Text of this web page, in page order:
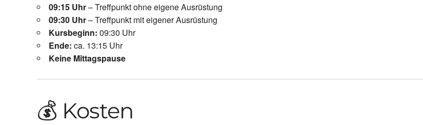
09:15 Uhr– Treffpunkt ohne eigene Ausrüstung
09:30 Uhr– Treffpunkt mit eigener Ausrüstung
Kursbeginn: 09:30 Uhr
Ende: ca. 13:15 Uhr
Keine Mittagspause
💰 Kosten